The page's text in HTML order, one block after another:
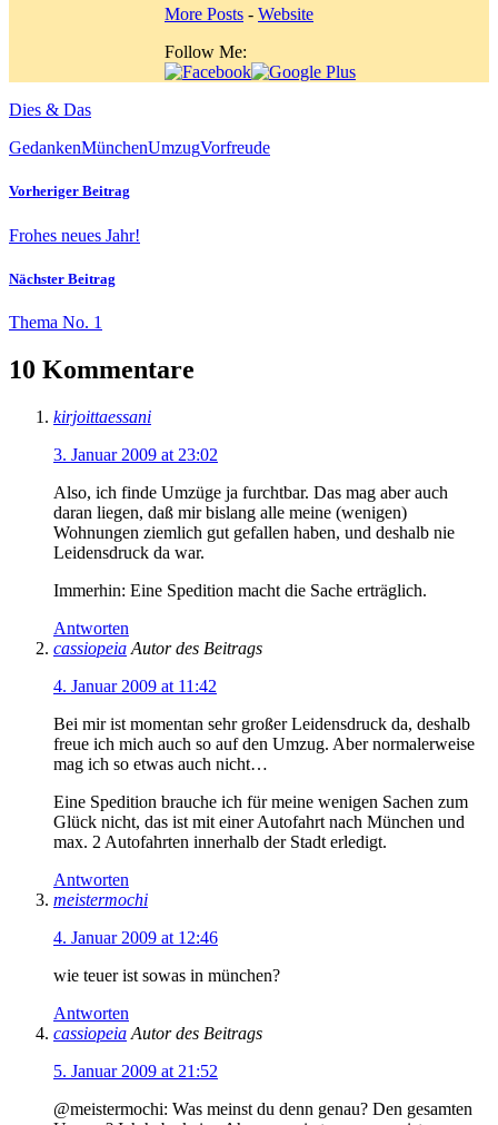
More Posts - Website
Follow Me:
Dies & Das
GedankenMünchenUmzugVorfreude
Vorheriger Beitrag
Frohes neues Jahr!
Nächster Beitrag
Thema No. 1
10 Kommentare
kirjoittaessani
3. Januar 2009 at 23:02
Also, ich finde Umzüge ja furchtbar. Das mag aber auch
daran liegen, daß mir bislang alle meine (wenigen)
Wohnungen ziemlich gut gefallen haben, und deshalb nie
Leidensdruck da war.
Immerhin: Eine Spedition macht die Sache erträglich.
Antworten
cassiopeia Autor des Beitrags
4. Januar 2009 at 11:42
Bei mir ist momentan sehr großer Leidensdruck da, deshalb
freue ich mich auch so auf den Umzug. Aber normalerweise
mag ich so etwas auch nicht…
Eine Spedition brauche ich für meine wenigen Sachen zum
Glück nicht, das ist mit einer Autofahrt nach München und
max. 2 Autofahrten innerhalb der Stadt erledigt.
Antworten
meistermochi
4. Januar 2009 at 12:46
wie teuer ist sowas in münchen?
Antworten
cassiopeia Autor des Beitrags
5. Januar 2009 at 21:52
@meistermochi: Was meinst du denn genau? Den gesamten